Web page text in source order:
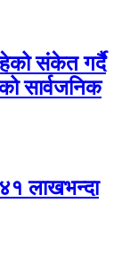
संकेत गर्दै
सार्वजनिक
४१ लाखभन्दा